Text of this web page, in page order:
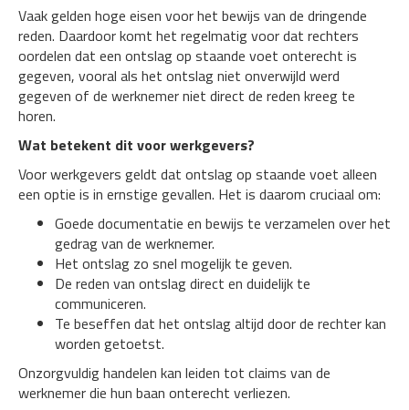
Vaak gelden hoge eisen voor het bewijs van de dringende
reden. Daardoor komt het regelmatig voor dat rechters
oordelen dat een ontslag op staande voet onterecht is
gegeven, vooral als het ontslag niet onverwijld werd
gegeven of de werknemer niet direct de reden kreeg te
horen.
Wat betekent dit voor werkgevers?
Voor werkgevers geldt dat ontslag op staande voet alleen
een optie is in ernstige gevallen. Het is daarom cruciaal om:
Goede documentatie en bewijs te verzamelen over het
gedrag van de werknemer.
Het ontslag zo snel mogelijk te geven.
De reden van ontslag direct en duidelijk te
communiceren.
Te beseffen dat het ontslag altijd door de rechter kan
worden getoetst.
Onzorgvuldig handelen kan leiden tot claims van de
werknemer die hun baan onterecht verliezen.